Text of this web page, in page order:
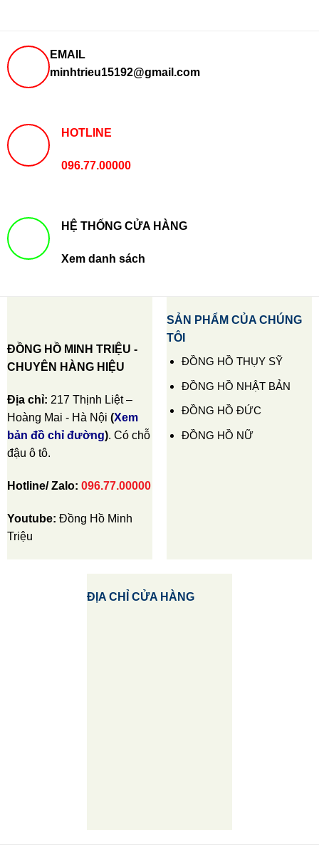
EMAIL
minhtrieu15192@gmail.com
HOTLINE
096.77.00000
HỆ THỐNG CỬA HÀNG
Xem danh sách
ĐỒNG HỒ MINH TRIỆU -
CHUYÊN HÀNG HIỆU
Địa chỉ: 217 Thịnh Liệt –
Hoàng Mai - Hà Nội (Xem
bản đồ chỉ đường). Có chỗ
đậu ô tô.
Hotline/ Zalo: 096.77.00000
Youtube: Đồng Hồ Minh
Triệu
SẢN PHẨM CỦA CHÚNG
TÔI
ĐỒNG HỒ THỤY SỸ
ĐỒNG HỒ NHẬT BẢN
ĐỒNG HỒ ĐỨC
ĐỒNG HỒ NỮ
ĐỊA CHỈ CỬA HÀNG